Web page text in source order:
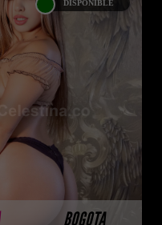
BOGOTA
DISPONIBLE
que tengo debilidad
Escorts
besarte,
...